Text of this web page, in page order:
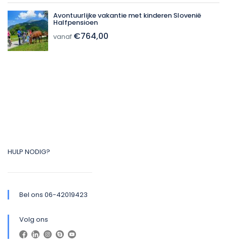
Avontuurlijke vakantie met kinderen Slovenië
Halfpensioen
vanaf €764,00
HULP NODIG?
Bel ons 06-42019423
Volg ons